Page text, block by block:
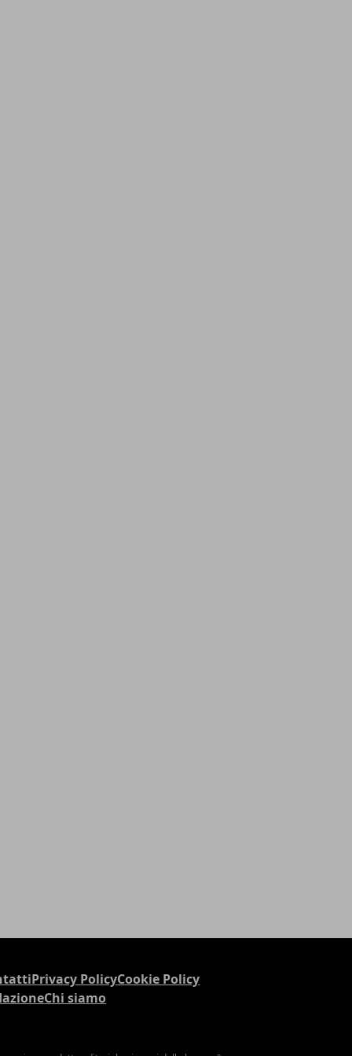
Privacy PolicyCookie Policy
Chi siamo